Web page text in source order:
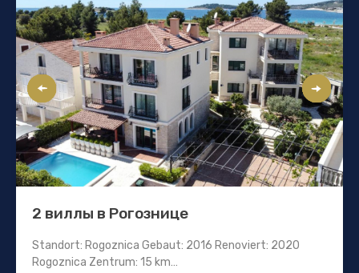
2 виллы в Рогознице
Standort: Rogoznica Gebaut: 2016 Renoviert: 2020
Rogoznica Zentrum: 15 km…